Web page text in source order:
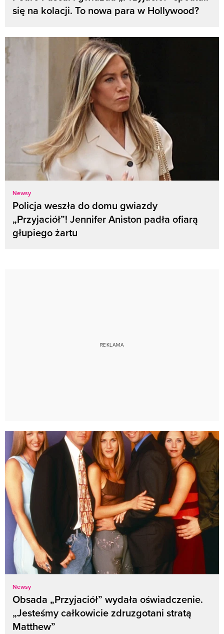
się na kolacji. To nowa para w Hollywood?
Newsy
Policja weszła do domu gwiazdy
„Przyjaciół”! Jennifer Aniston padła ofiarą
głupiego żartu
Newsy
Obsada „Przyjaciół” wydała oświadczenie.
„Jesteśmy całkowicie zdruzgotani stratą
Matthew”